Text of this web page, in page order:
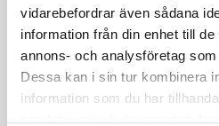
vidarebefordrar även sådana
information från din enhet till
annons- och analysföretag
Dessa kan i sin tur kombinera
information som du har
samlat in när du har använt
0226-77338
Skicka epost